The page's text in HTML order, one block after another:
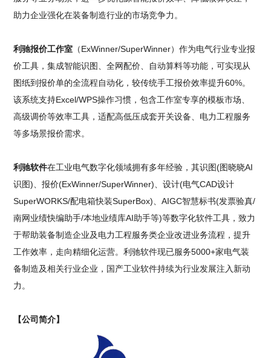
助力企业强化在装备制造行业的市场竞争力。
利驰报价工作室 （ExWinner/SuperWinner）作为电气行业专业报
价工具，集成智能识图、全网配价、自动算料等功能，可实现从
图纸到报价单的全流程自动化，较传统手工报价效率提升60%。
该系统支持Excel/WPS操作习惯，包含工作室专享的模板市场、
高级调价等效率工具，适配高低压成套开关设备、电力工程服务
等多场景报价需求。
利驰软件在工业电气数字化领域拥有多年经验，其识图(图晓晓AI
识图)、报价(ExWinner/SuperWinner)、设计(电气CAD设计
SuperWORKS/配电箱快装SuperBox)、AIGC智慧标书(发票验真/
南网业绩快编助手/本地业绩库AI助手等)等数字化软件工具，致力
于帮助装备制造企业及电力工程服务类企业改进业务流程，提升
工作效率，走向精细化运营。利驰软件现已服务5000+家电气装
备制造及相关行业企业，国产工业软件持续为行业发展注入新动
力。
【公司简介】